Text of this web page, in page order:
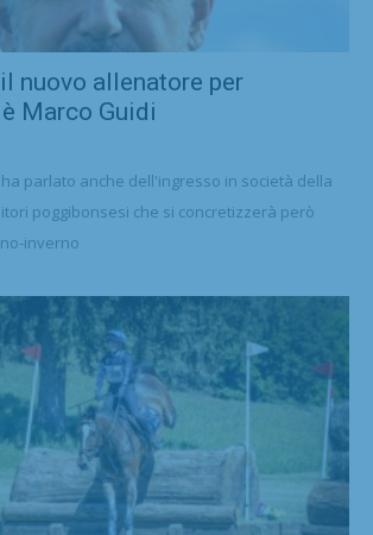
nuovo allenatore per
è Marco Guidi
ha parlato anche dell'ingresso in società della
poggibonsesi che si concretizzerà però
inverno